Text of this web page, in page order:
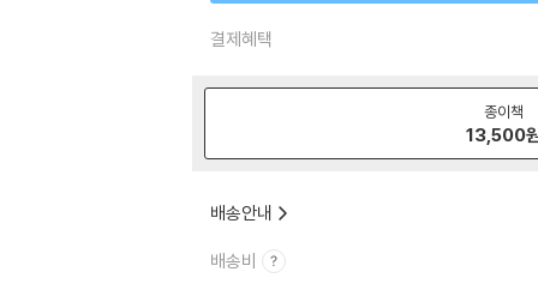
결제혜택
종이책
13,500
배송안내
배송비